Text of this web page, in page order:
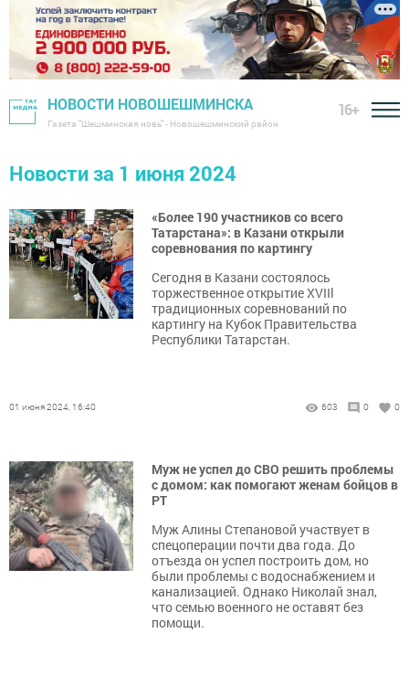
НОВОСТИ НОВОШЕШМИНСКА
Газета "Шешминская новь" - Новошешминский район
16+
Новости за 1 июня 2024
«Более 190 участников со всего
Татарстана»: в Казани открыли
соревнования по картингу
Сегодня в Казани состоялось
торжественное открытие XVIIl
традиционных соревнований по
картингу на Кубок Правительства
Республики Татарстан.
01 июня 2024, 16:40 603 0 0
Муж не успел до СВО решить проблемы
с домом: как помогают женам бойцов в
РТ
Муж Алины Степановой участвует в
спецоперации почти два года. До
отъезда он успел построить дом, но
были проблемы с водоснабжением и
канализацией. Однако Николай знал,
что семью военного не оставят без
помощи.